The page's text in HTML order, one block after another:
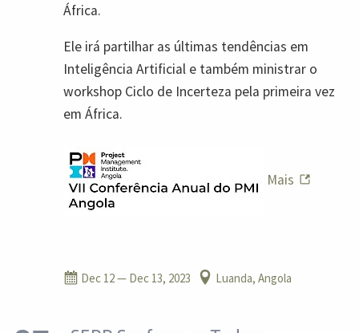
África.
Ele irá partilhar as últimas tendências em
Inteligência Artificial e também ministrar o
workshop Ciclo de Incerteza pela primeira vez
em África.
Mais
Dec 12— Dec 13, 2023 Luanda, Angola